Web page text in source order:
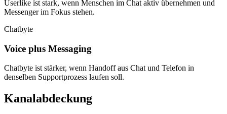
Userlike ist stark, wenn Menschen im Chat aktiv übernehmen und
Messenger im Fokus stehen.
Chatbyte
Voice plus Messaging
Chatbyte ist stärker, wenn Handoff aus Chat und Telefon in
denselben Supportprozess laufen soll.
Kanalabdeckung